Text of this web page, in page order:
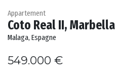
Appartement
Coto Real II,
Malaga, Espagne
549.000 €